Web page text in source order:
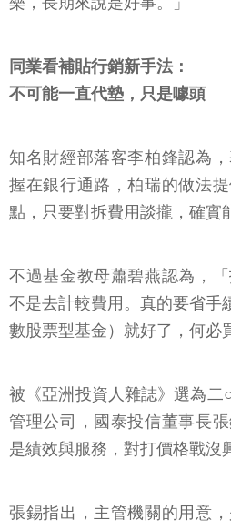
同業看補貼行銷新手法：
不可能一直代墊，只是噱頭
知名財經部落客李柏鋒認為
握在銀行通路，柏瑞的做法
點，只要對拆費用談攏，確實
不過基金教母蕭碧燕認為，
不是去計較費用。真的要省手
數股票型基金）就好了，何必
被《亞洲投資人雜誌》選為二
管理公司，國泰投信董事長
是績效與服務，對打價格戰沒
張錫指出，主管機關的用意